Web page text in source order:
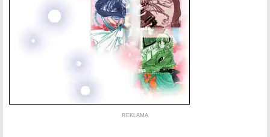
REKLAMA